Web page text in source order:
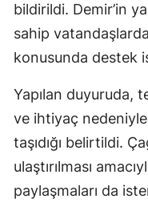
bildirildi. Demir’in
sahip
konusunda destek
Yapılan duyuruda,
ve ihtiyaç nedeniyle
taşıdığı belirtildi.
ulaştırılması
paylaşmaları da